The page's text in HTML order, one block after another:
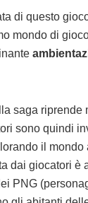
di questo
mondo di
saga riprende
sono quindi
il mondo
dai giocatori è
PNG